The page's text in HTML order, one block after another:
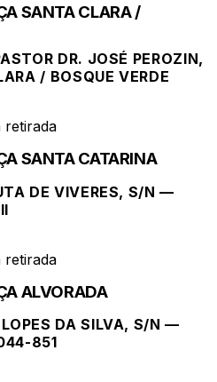
SANTA CLARA /
DR. JOSÉ PEROZIN,
/ BOSQUE VERDE
retirada
SANTA CATARINA
DE VIVERES, S/N —
retirada
ALVORADA
DA SILVA, S/N —
851